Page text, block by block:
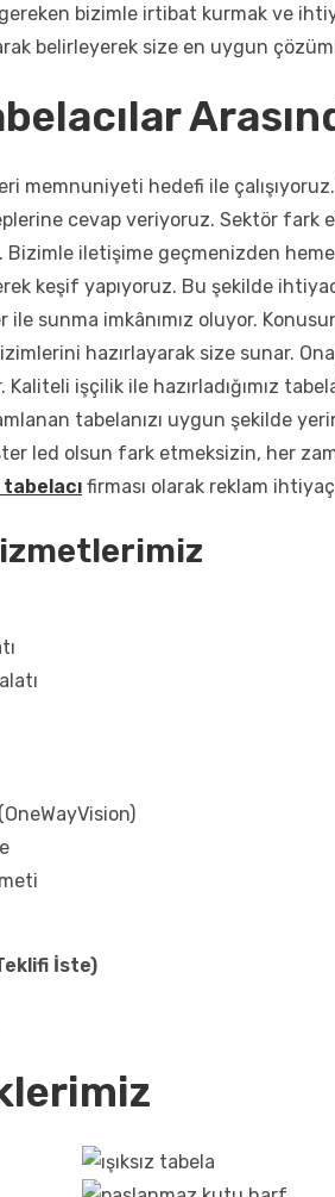
bizimle irtibat kurmak ve
belirleyerek size en uygun
memnuniyeti hedefi ile
cevap veriyoruz. Sektör fark
Bizimle iletişime geçmenizden
keşif yapıyoruz. Bu şekilde
sunma imkânımız oluyor.
hazırlayarak size sunar.
işçilik ile hazırladığımız
tabelanızı uygun şekilde
led olsun fark etmeksizin, her
firması olarak reklam
İste)